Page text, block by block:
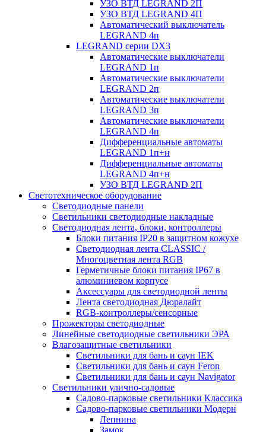
УЗО ВТД LEGRAND 2П
УЗО ВТД LEGRAND 4П
Автоматический выключатель
LEGRAND 4п
LEGRAND серии DХ3
Автоматические выключатели
LEGRAND 1п
Автоматические выключатели
LEGRAND 2п
Автоматические выключатели
LEGRAND 3п
Автоматические выключатели
LEGRAND 4п
Дифференциальные автоматы
LEGRAND 1п+н
Дифференциальные автоматы
LEGRAND 4п+н
УЗО ВТД LEGRAND 2П
Светотехническое оборудование
Светодиодные панели
Светильники светодиодные накладные
Светодиодная лента, блоки, контроллеры
Блоки питания IP20 в защитном кожухе
Светодиодная лента CLASSIC /
Многоцветная лента RGB
Герметичные блоки питания IP67 в
алюминиевом корпусе
Аксессуары для светодиодной ленты
Лента светодиодная Дюралайт
RGB-контроллеры/сенсорные
Прожекторы светодиодные
Линейные светодиодные светильники ЭРА
Влагозащитные светильники
Cветильники для бань и саун IEK
Cветильники для бань и саун Feron
Cветильники для бань и саун Navigator
Светильники улично-садовые
Садово-парковые светильники Классика
Садово-парковые светильники Модерн
Лепнина
Замок